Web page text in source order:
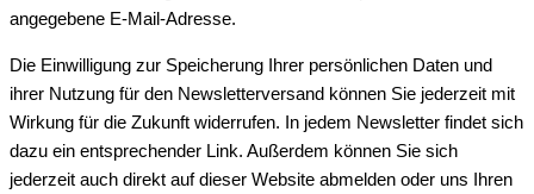
angegebene E-Mail-Adresse.
Die Einwilligung zur Speicherung Ihrer persönlichen Daten und
ihrer Nutzung für den Newsletterversand können Sie jederzeit mit
Wirkung für die Zukunft widerrufen. In jedem Newsletter findet sich
dazu ein entsprechender Link. Außerdem können Sie sich
jederzeit auch direkt auf dieser Website abmelden oder uns Ihren